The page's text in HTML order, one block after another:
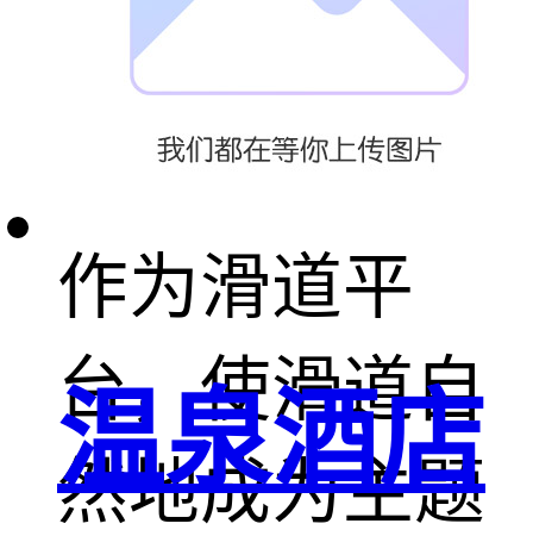
高速滑道，利
用高大的树干
作为滑道平
台，使滑道自
然地成为主题
温泉酒店